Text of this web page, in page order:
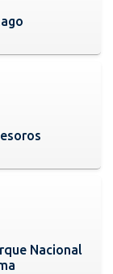
Nacional